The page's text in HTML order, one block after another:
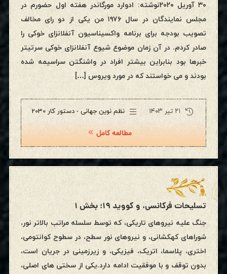
۳۰ آوریل ۲۰۲۰نوشته: ادوارد مورگاندر هفته اول حضورم در
مجلس نمایندگان در سال ۱۹۷۶ من یکی از دو رای مخالف
تصویب بودجه برای برنامه واکسیناسیون آنفلانزای خوکی را
صادر کردم. در آن زمان موضوع شیوع آنفلانزای خوکی سرتیتر
خبرها بود بنابراین بیشتر افراد در واشنگتن سراسیمه شده
بودند و می خواستند که در مورد ویروس […]
۲۱ تیر ۱۴۰۳ نظم نوین جهانی - دستور کار 2030
مطالعه کامل
تسلیحات فرکانسی، و کووید ۱۹؛ بخش ۱
جنگ علیه نیروهای تاریکی، که توسط سلسله مراتب بالاتر نور،
شوراهای کهکشانی، و نیروهای نور سطح، در سطوح کوانتومی،
اختری، پلاسما، اتریک، فیزیکی، و زیرزمینی در جریان است،
بدون توقف و با موفقیت ادامه دارد.یکی از سختی های اصلی،